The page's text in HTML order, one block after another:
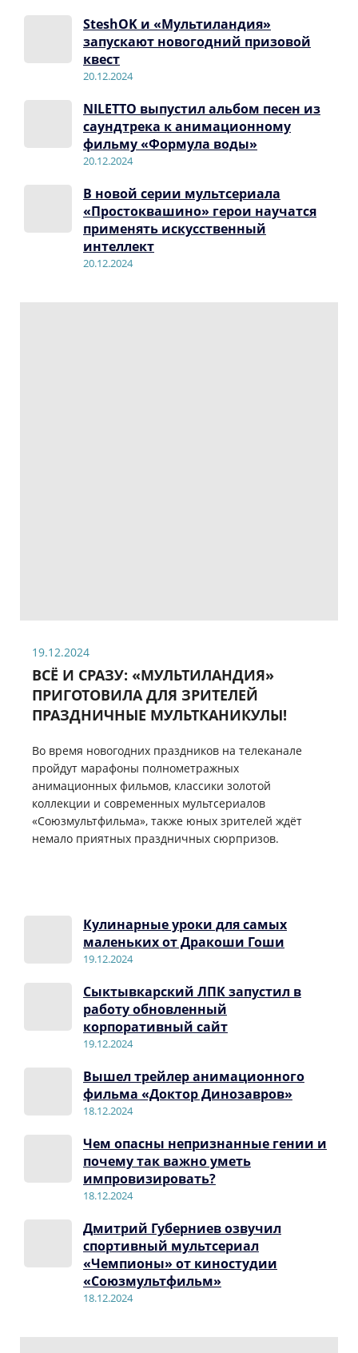
SteshOK и «Мультиландия»
запускают новогодний призовой
квест
20.12.2024
NILETTO выпустил альбом песен из
саундтрека к анимационному
фильму «Формула воды»
20.12.2024
В новой серии мультсериала
«Простоквашино» герои научатся
применять искусственный
интеллект
20.12.2024
19.12.2024
ВСЁ И СРАЗУ: «МУЛЬТИЛАНДИЯ»
ПРИГОТОВИЛА ДЛЯ ЗРИТЕЛЕЙ
ПРАЗДНИЧНЫЕ МУЛЬТКАНИКУЛЫ!
Во время новогодних праздников на телеканале
пройдут марафоны полнометражных
анимационных фильмов, классики золотой
коллекции и современных мультсериалов
«Союзмультфильма», также юных зрителей ждёт
немало приятных праздничных сюрпризов.
Кулинарные уроки для самых
маленьких от Дракоши Гоши
19.12.2024
Сыктывкарский ЛПК запустил в
работу обновленный
корпоративный сайт
19.12.2024
Вышел трейлер анимационного
фильма «Доктор Динозавров»
18.12.2024
Чем опасны непризнанные гении и
почему так важно уметь
импровизировать?
18.12.2024
Дмитрий Губерниев озвучил
спортивный мультсериал
«Чемпионы» от киностудии
«Союзмультфильм»
18.12.2024